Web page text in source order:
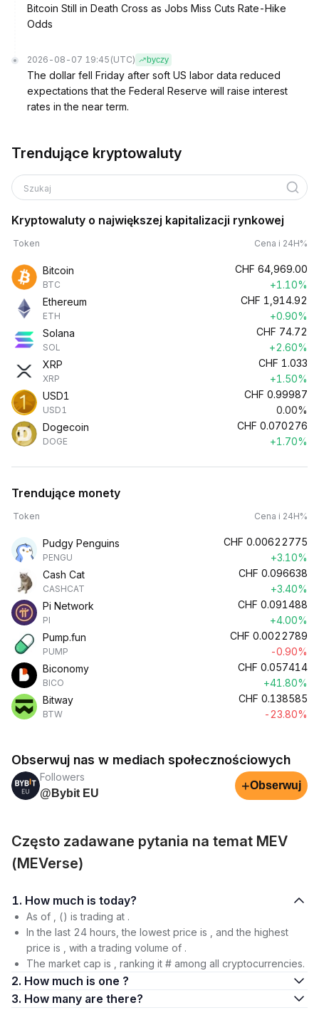
Bitcoin Still in Death Cross as Jobs Miss Cuts Rate-Hike
Odds
2026-08-07 19:45 (UTC) byczy
The dollar fell Friday after soft US labor data reduced
expectations that the Federal Reserve will raise interest
rates in the near term.
Trendujące kryptowaluty
Szukaj
Kryptowaluty o największej kapitalizacji rynkowej
Token Cena i 24H%
Bitcoin
BTC
CHF 64,969.00
+1.10%
Ethereum
ETH
CHF 1,914.92
+0.90%
Solana
SOL
CHF 74.72
+2.60%
XRP
XRP
CHF 1.033
+1.50%
USD1
USD1
CHF 0.99987
0.00%
Dogecoin
DOGE
CHF 0.070276
+1.70%
Trendujące monety
Token Cena i 24H%
Pudgy Penguins
PENGU
CHF 0.00622775
+3.10%
Cash Cat
CASHCAT
CHF 0.096638
+3.40%
Pi Network
PI
CHF 0.091488
+4.00%
Pump.fun
PUMP
CHF 0.0022789
-0.90%
Biconomy
BICO
CHF 0.057414
+41.80%
Bitway
BTW
CHF 0.138585
-23.80%
Obserwuj nas w mediach społecznościowych
Followers
@Bybit EU
+Obserwuj
Często zadawane pytania na temat MEV
(MEVerse)
1. How much is today?
As of , () is trading at .
In the last 24 hours, the lowest price is , and the highest
price is , with a trading volume of .
The market cap is , ranking it # among all cryptocurrencies.
2. How much is one ?
3. How many are there?